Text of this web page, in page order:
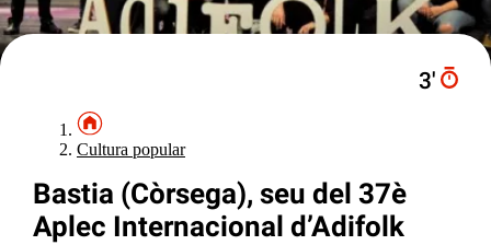
3′
Cultura popular
Bastia (Còrsega), seu del 37è
Aplec Internacional d’Adifolk